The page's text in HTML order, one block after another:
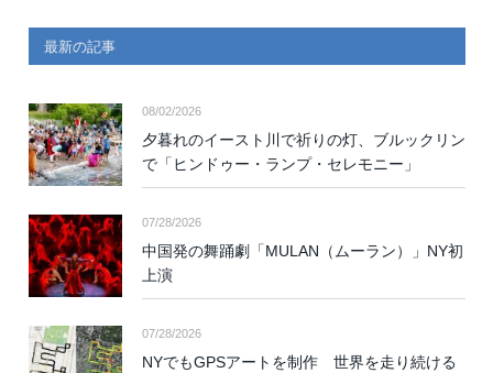
最新の記事
08/02/2026
夕暮れのイースト川で祈りの灯、ブルックリン
で「ヒンドゥー・ランプ・セレモニー」
07/28/2026
中国発の舞踊劇「MULAN（ムーラン）」NY初
上演
07/28/2026
NYでもGPSアートを制作 世界を走り続ける